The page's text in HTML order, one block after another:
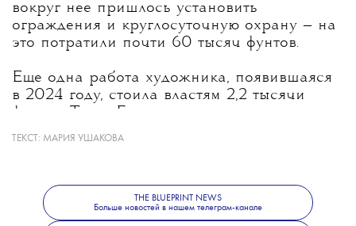
вокруг нее пришлось установить
ограждения и круглосуточную охрану — на
это потратили почти 60 тысяч фунтов.
Еще одна работа художника, появившаяся
в 2024 году, стоила властям 2,2 тысячи
фунтов. Тогда Бэнкси превратил
полицейскую будку в лондонском Сити в
В России муралов Бэнкси нет, но стрит-арт,
конечно, есть. Один из лучших городов для
ТЕКСТ: МАРИЯ УШАКОВА
THE BLUEPRINT NEWS
Больше новостей в нашем телеграм-канале